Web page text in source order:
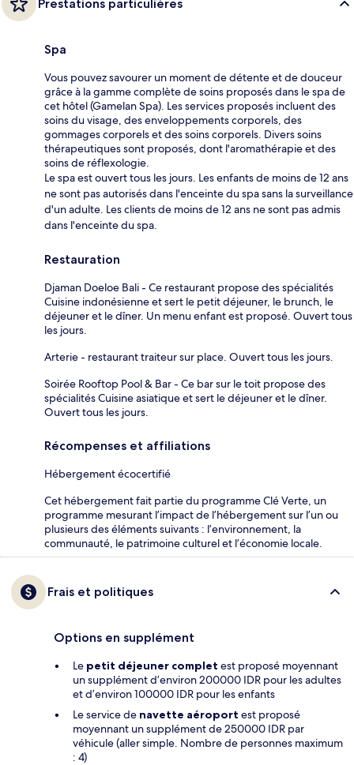
Prestations particulières
Spa
Vous pouvez savourer un moment de détente et de douceur
grâce à la gamme complète de soins proposés dans le spa de
cet hôtel (Gamelan Spa). Les services proposés incluent des
soins du visage, des enveloppements corporels, des
gommages corporels et des soins corporels. Divers soins
thérapeutiques sont proposés, dont l'aromathérapie et des
soins de réflexologie.
Le spa est ouvert tous les jours. Les enfants de moins de 12 ans
ne sont pas autorisés dans l'enceinte du spa sans la surveillance
d'un adulte. Les clients de moins de 12 ans ne sont pas admis
dans l'enceinte du spa.
Restauration
Djaman Doeloe Bali - Ce restaurant propose des spécialités
Cuisine indonésienne et sert le petit déjeuner, le brunch, le
déjeuner et le dîner. Un menu enfant est proposé. Ouvert tous
les jours.
Arterie - restaurant traiteur sur place. Ouvert tous les jours.
Soirée Rooftop Pool & Bar - Ce bar sur le toit propose des
spécialités Cuisine asiatique et sert le déjeuner et le dîner.
Ouvert tous les jours.
Récompenses et affiliations
Hébergement écocertifié
Cet hébergement fait partie du programme Clé Verte, un
programme mesurant l’impact de l’hébergement sur l’un ou
plusieurs des éléments suivants : l’environnement, la
communauté, le patrimoine culturel et l’économie locale.
Frais et politiques
Options en supplément
Le petit déjeuner complet est proposé moyennant
un supplément d’environ 200000 IDR pour les adultes
et d’environ 100000 IDR pour les enfants
Le service de navette aéroport est proposé
moyennant un supplément de 250000 IDR par
véhicule (aller simple. Nombre de personnes maximum
: 4)